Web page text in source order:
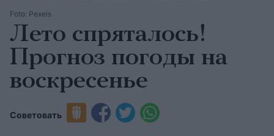
Foto: Pexels
Лето спряталось!
Прогноз погоды на
воскресенье
Советовать